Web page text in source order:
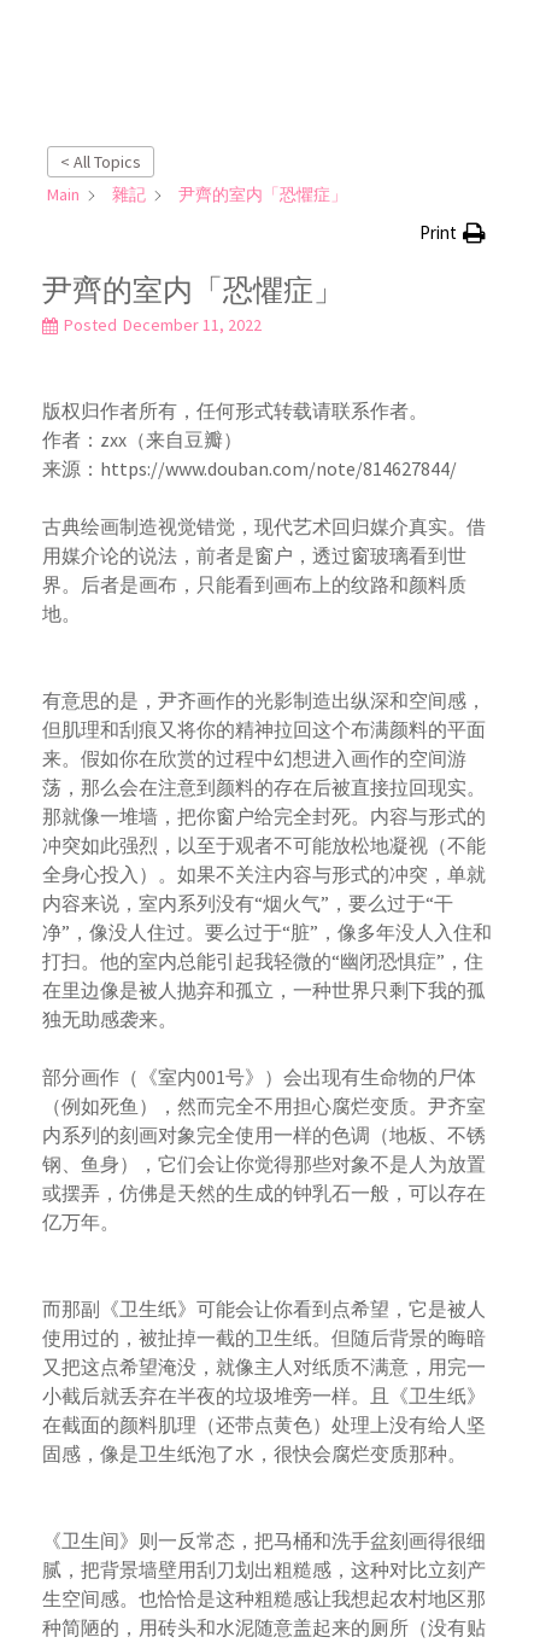
< All Topics
Main
雜記 尹齊的室内「恐懼症」
Print
尹齊的室内「恐懼症」
Posted December 11, 2022
版权归作者所有，任何形式转载请联系作者。
作者：zxx（来自豆瓣）
来源：https://www.douban.com/note/814627844/
古典绘画制造视觉错觉，现代艺术回归媒介真实。借
用媒介论的说法，前者是窗户，透过窗玻璃看到世
界。后者是画布，只能看到画布上的纹路和颜料质
地。
有意思的是，尹齐画作的光影制造出纵深和空间感，
但肌理和刮痕又将你的精神拉回这个布满颜料的平面
来。假如你在欣赏的过程中幻想进入画作的空间游
荡，那么会在注意到颜料的存在后被直接拉回现实。
那就像一堆墙，把你窗户给完全封死。内容与形式的
冲突如此强烈，以至于观者不可能放松地凝视（不能
全身心投入）。如果不关注内容与形式的冲突，单就
内容来说，室内系列没有“烟火气”，要么过于“干
净”，像没人住过。要么过于“脏”，像多年没人入住和
打扫。他的室内总能引起我轻微的“幽闭恐惧症”，住
在里边像是被人抛弃和孤立，一种世界只剩下我的孤
独无助感袭来。
部分画作（《室内001号》）会出现有生命物的尸体
（例如死鱼），然而完全不用担心腐烂变质。尹齐室
内系列的刻画对象完全使用一样的色调（地板、不锈
钢、鱼身），它们会让你觉得那些对象不是人为放置
或摆弄，仿佛是天然的生成的钟乳石一般，可以存在
亿万年。
而那副《卫生纸》可能会让你看到点希望，它是被人
使用过的，被扯掉一截的卫生纸。但随后背景的晦暗
又把这点希望淹没，就像主人对纸质不满意，用完一
小截后就丢弃在半夜的垃圾堆旁一样。且《卫生纸》
在截面的颜料肌理（还带点黄色）处理上没有给人坚
固感，像是卫生纸泡了水，很快会腐烂变质那种。
《卫生间》则一反常态，把马桶和洗手盆刻画得很细
腻，把背景墙壁用刮刀划出粗糙感，这种对比立刻产
生空间感。也恰恰是这种粗糙感让我想起农村地区那
种简陋的，用砖头和水泥随意盖起来的厕所（没有贴